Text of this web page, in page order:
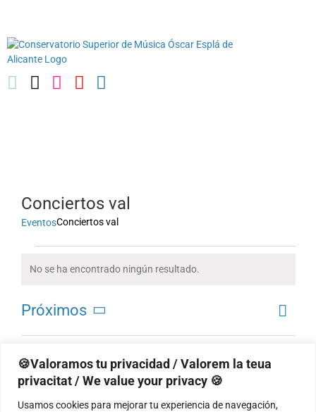
🍪Valoramos tu privacidad / Valorem la teua
privacitat / We value your privacy 🍪
Usamos cookies para mejorar tu experiencia de navegación,
contenido
Conciertos val
EventosConciertos val
Aviso
No se ha encontrado ningún resultado.
de
de
vistas
Lista
Próximos
Selecciona
la
fecha.
Eventos
anterior(es) Hoy Eventos
siguiente(s)
Suscribirse al calendario